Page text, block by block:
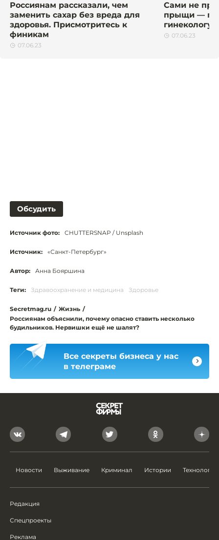
Россиянам рассказали, чем
заменить сахар без вреда для
здоровья. Присмотритесь к
финикам
07.06.23
Сами не
прыщи —
гинекологу
07.06.23
Обсудить
Источник фото: CHUTTERSNAP / Unsplash
Источник: «Санкт-Петербург»
Автор: Анна Бояршина
Теги: Здравоохранение и медицина Здоровье
Secretmag.ru / Жизнь /
Россиянам объяснили, почему опасно ставить несколько
будильников. Нервишки ещё не шалят?
Все секреты бизнеса у нас
в телеграме
Новости Выживание Криминал Истории Технологии
Редакция
Спецпроекты
Реклама